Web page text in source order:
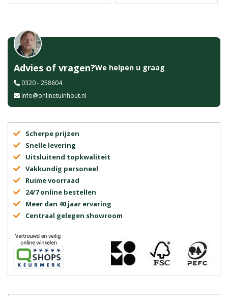
Advies of vragen?We helpen u graag
0320 - 258604
info@onlinetuinhout.nl
Scherpe prijzen
Snelle levering
Uitsluitend topkwaliteit
Vakkundig personeel
Ruime voorraad
24/7 online bestellen
Meer dan 40 jaar ervaring
Centraal gelegen showroom